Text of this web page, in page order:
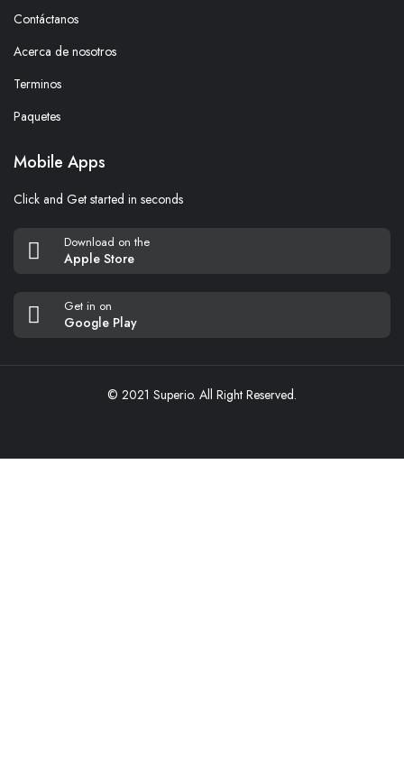
Contáctanos
Acerca de nosotros
Terminos
Paquetes
Mobile Apps
Click and Get started in seconds
Download on the
Apple Store
Get in on
Google Play
© 2021 Superio. All Right Reserved.